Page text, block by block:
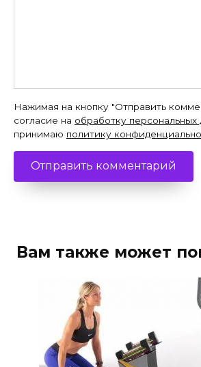
Нажимая на кнопку "Отправить
согласие на обработку персональных
принимаю политику
Вам также может